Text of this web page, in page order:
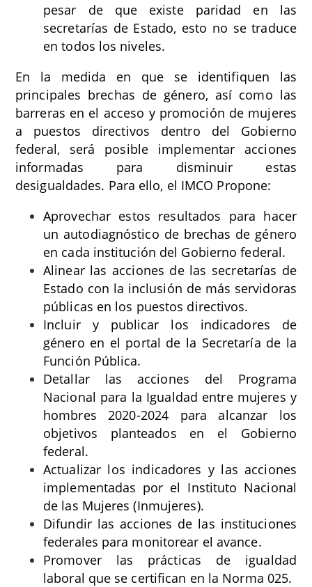
pesar de que existe paridad en las
secretarías de Estado, esto no se traduce
en todos los niveles.
En la medida en que se identifiquen las
principales brechas de género, así como las
barreras en el acceso y promoción de mujeres
a puestos directivos dentro del Gobierno
federal, será posible implementar acciones
informadas para disminuir estas
desigualdades. Para ello, el IMCO Propone:
Aprovechar estos resultados para hacer
un autodiagnóstico de brechas de género
en cada institución del Gobierno federal.
Alinear las acciones de las secretarías de
Estado con la inclusión de más servidoras
públicas en los puestos directivos.
Incluir y publicar los indicadores de
género en el portal de la Secretaría de la
Función Pública.
Detallar las acciones del Programa
Nacional para la Igualdad entre mujeres y
hombres 2020-2024 para alcanzar los
objetivos planteados en el Gobierno
federal.
Actualizar los indicadores y las acciones
implementadas por el Instituto Nacional
de las Mujeres (Inmujeres).
Difundir las acciones de las instituciones
federales para monitorear el avance.
Promover las prácticas de igualdad
laboral que se certifican en la Norma 025.